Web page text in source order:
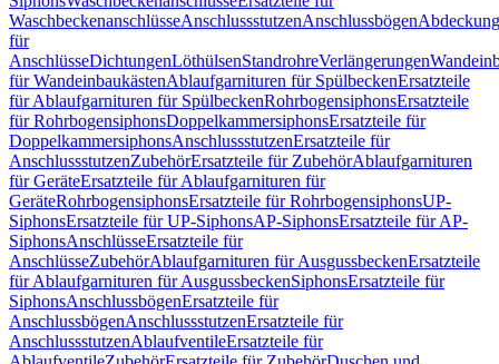
WaschbeckenanschlüsseAnschlussstutzenAnschlussbögen
für
AnschlüsseDichtungenLöthülsenStandrohreVerlängerungen
für WandeinbaukästenAblaufgarnituren für SpülbeckenErsatzteile
für Ablaufgarnituren für SpülbeckenRohrbogensiphonsErsatzteile
für RohrbogensiphonsDoppelkammersiphonsErsatzteile für
DoppelkammersiphonsAnschlussstutzenErsatzteile für
AnschlussstutzenZubehörErsatzteile für ZubehörAblaufgarnituren
für GeräteErsatzteile für Ablaufgarnituren für
GeräteRohrbogensiphonsErsatzteile für RohrbogensiphonsUP-
SiphonsErsatzteile für UP-SiphonsAP-SiphonsErsatzteile für AP-
SiphonsAnschlüsseErsatzteile für
AnschlüsseZubehörAblaufgarnituren für AusgussbeckenErsatzteile
für Ablaufgarnituren für AusgussbeckenSiphonsErsatzteile für
SiphonsAnschlussbögenErsatzteile für
AnschlussbögenAnschlussstutzenErsatzteile für
AnschlussstutzenAblaufventileErsatzteile für